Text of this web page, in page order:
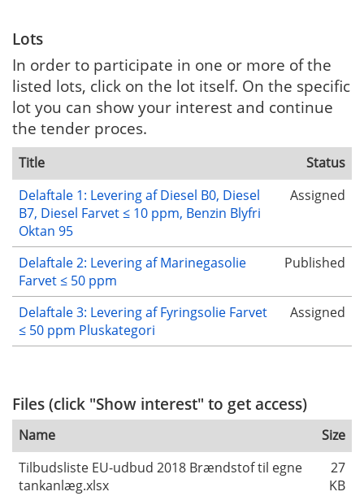
Lots
In order to participate in one or more of the
listed lots, click on the lot itself. On the specific
lot you can show your interest and continue
the tender proces.
Title
Status
Delaftale 1: Levering af Diesel B0, Diesel
B7, Diesel Farvet ≤ 10 ppm, Benzin Blyfri
Oktan 95
Assigned
Delaftale 2: Levering af Marinegasolie
Farvet ≤ 50 ppm
Published
Delaftale 3: Levering af Fyringsolie Farvet
≤ 50 ppm Pluskategori
Assigned
Files (click "Show interest" to get access)
Name
Size
Tilbudsliste EU-udbud 2018 Brændstof til egne
tankanlæg.xlsx
27
KB